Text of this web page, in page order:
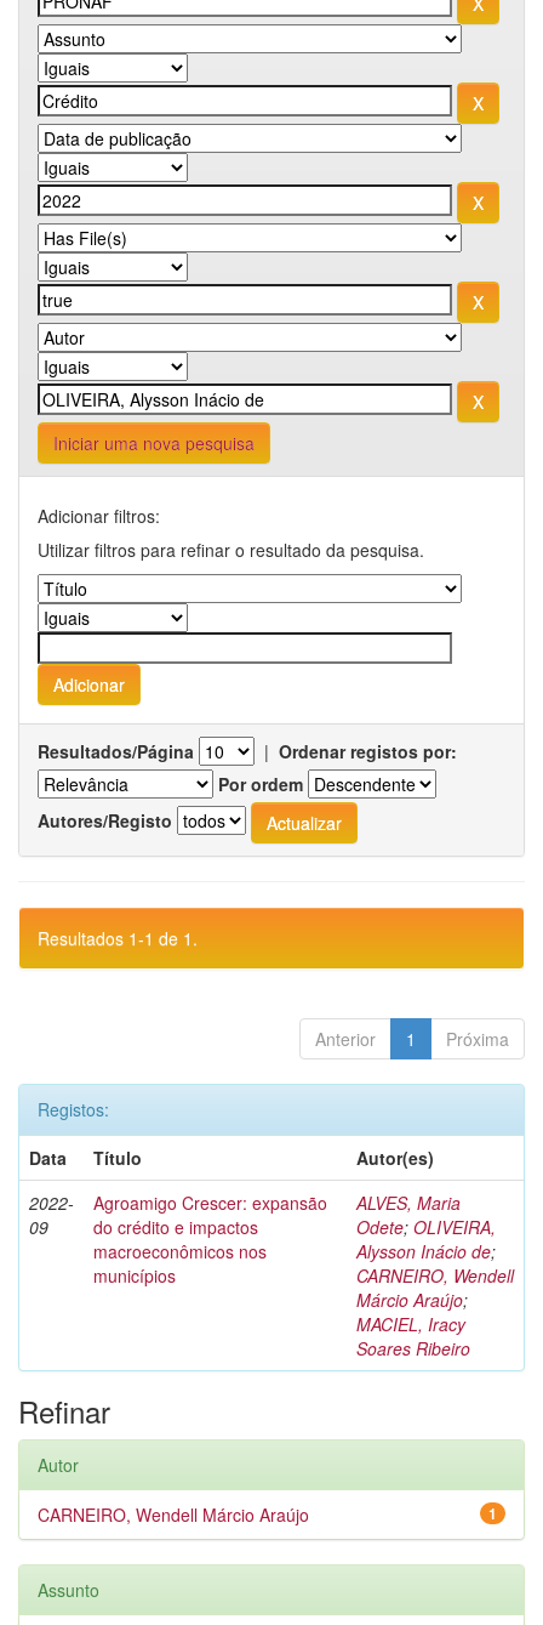
Iniciar uma nova pesquisa
Adicionar filtros:
Utilizar filtros para refinar o resultado da pesquisa.
Resultados/Página | Ordenar registos por:
Por ordem
Autores/Registo
Resultados 1-1 de 1.
Anterior 1 Próxima
Registos:
Data
Título
Autor(es)
2022-
09
Agroamigo Crescer: expansão
do crédito e impactos
macroeconômicos nos
municípios
ALVES, Maria
Odete; OLIVEIRA,
Alysson Inácio de;
CARNEIRO, Wendell
Márcio Araújo;
MACIEL, Iracy
Soares Ribeiro
Refinar
Autor
1
CARNEIRO, Wendell Márcio Araújo
Assunto